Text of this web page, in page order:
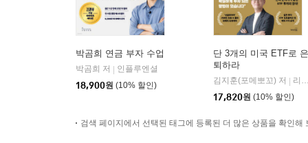
박곰희 연금 부자 수업
박곰희 저
인플루엔셜
18,900원 (10% 할인)
단 3개의 미국 ETF로 은
퇴하라
김지훈(포메뽀꼬) 저
리더스북
17,820원 (10% 할인)
검색 페이지에서 선택된 태그에 등록된 더 많은 상품을 확인해